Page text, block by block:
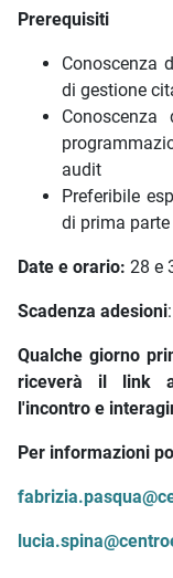
Prerequisiti
Conoscenza
di gestione
audit
Preferibile
di prima parte
Date e orario: 28 e
Scadenza adesioni
Qualche giorno
riceverà il link
l'incontro e
Per informazioni